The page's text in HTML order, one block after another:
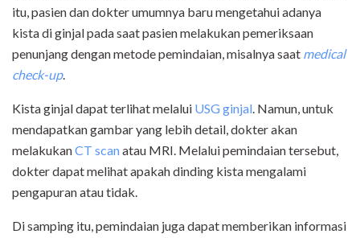
itu, pasien dan dokter umumnya baru mengetahui adanya
kista di ginjal pada saat pasien melakukan pemeriksaan
penunjang dengan metode pemindaian, misalnya saat medical
check-up.
Kista ginjal dapat terlihat melalui USG ginjal. Namun, untuk
mendapatkan gambar yang lebih detail, dokter akan
melakukanCT scanatau MRI. Melalui pemindaian tersebut,
dokter dapat melihat apakah dinding kista mengalami
pengapuran atau tidak.
Di samping itu, pemindaian juga dapat memberikan informasi